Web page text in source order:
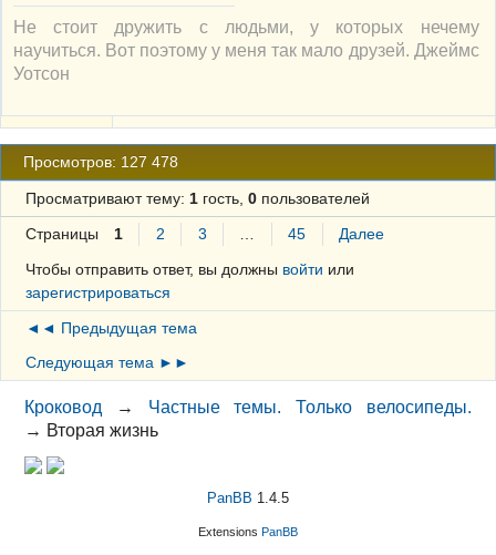
Не стоит дружить с людьми, у которых нечему
научиться. Вот поэтому у меня так мало друзей. Джеймс
Уотсон
Просмотров: 127 478
Просматривают тему: 1гость, 0пользователей
Страницы 1 2 3 … 45
Далее
Чтобы отправить ответ, вы должны войти или
зарегистрироваться
◄◄ Предыдущая тема
Следующая тема ►►
Кроковод → Частные темы. Только велосипеды.
→ Вторая жизнь
PanBB 1.4.5
Extensions PanBB